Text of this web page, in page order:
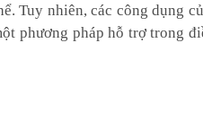
Tuy nhiên, các công dụng
phương pháp hỗ trợ trong